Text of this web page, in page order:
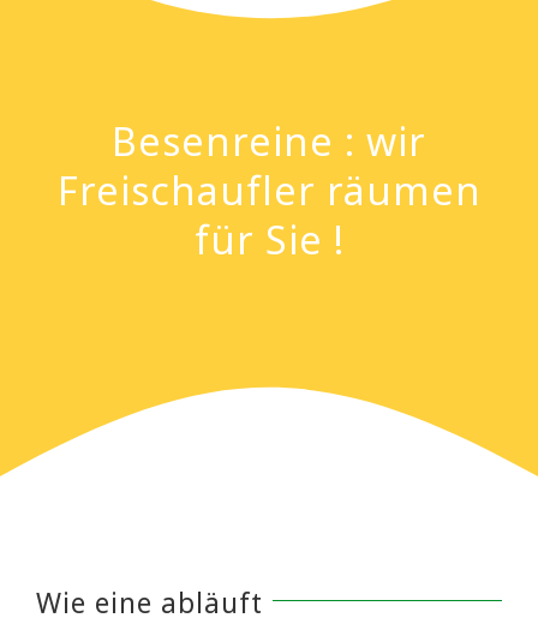
Besenreine : wir
Freischaufler räumen
für Sie !
Wie eine abläuft